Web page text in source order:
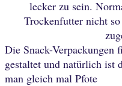
lecker zu sein.
Trockenfutter nicht
Die Snack-
gestaltet und natürlich ist
man gleich mal Pfote